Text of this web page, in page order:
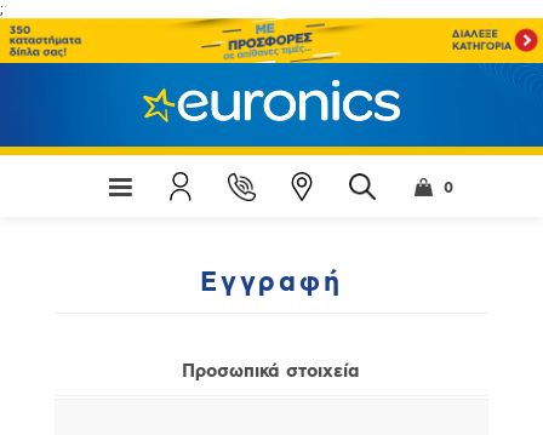
;
0
Εγγραφή
Προσωπικά στοιχεία